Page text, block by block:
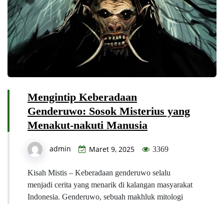
Mengintip Keberadaan
Genderuwo: Sosok Misterius yang
Menakut-nakuti Manusia
admin Maret 9, 2025 3369
Kisah Mistis – Keberadaan genderuwo selalu
menjadi cerita yang menarik di kalangan masyarakat
Indonesia. Genderuwo, sebuah makhluk mitologi